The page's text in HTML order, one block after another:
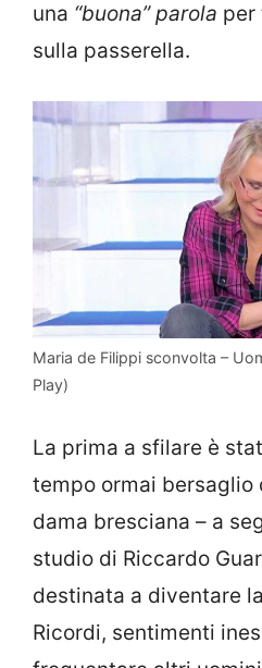
una “buona” parola per
sulla passerella.
Maria de Filippi sconvolta –
Play)
La prima a sfilare è
tempo ormai bersaglio
dama bresciana – a
studio di Riccardo
destinata a diventare la
Ricordi, sentimenti